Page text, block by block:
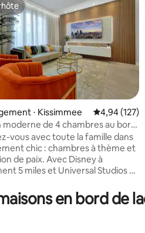
la base de 126 commentaires :
⋅ Kissimmee Évaluation
4,94 (127)
moderne de 4 chambres au bord
avec chambres à thème près de
vous avec toute la famille dans
chic : chambres à thème et
de paix. Avec Disney à
5 miles et Universal Studios à
sans fin. Le complexe hôtelier
dispose également de
en bord de